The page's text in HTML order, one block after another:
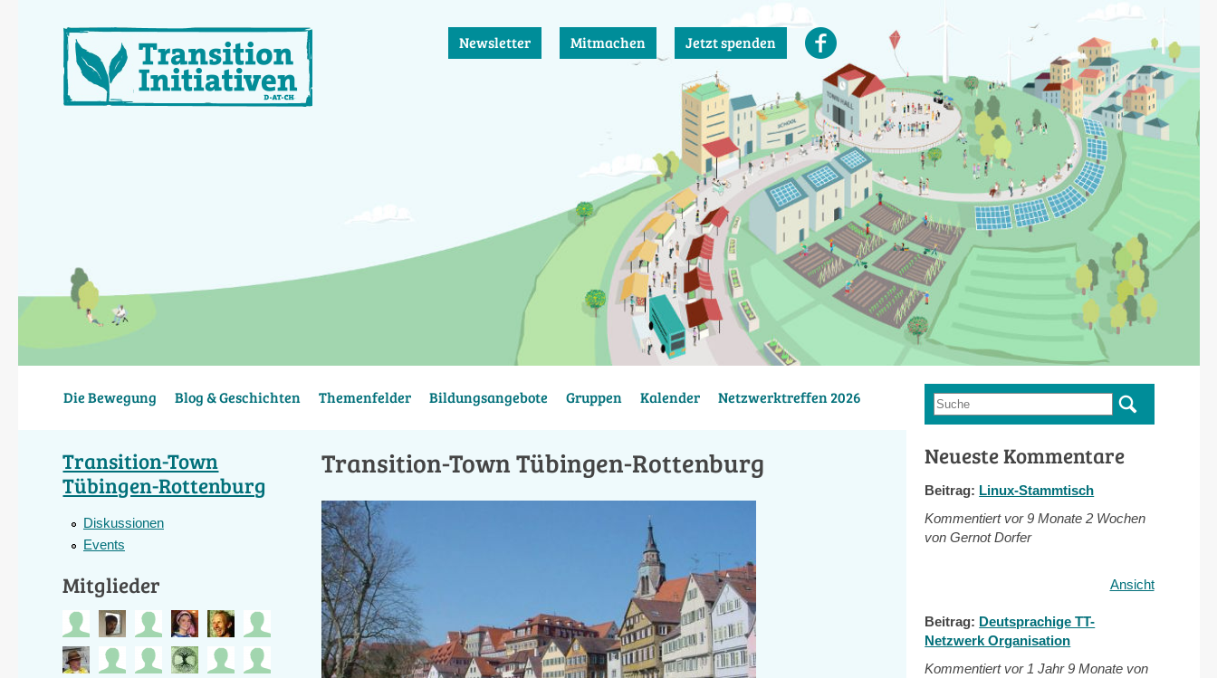
Newsletter Mitmachen Jetzt spenden
Die Bewegung Blog & Geschichten Themenfelder Bildungsangebote Gruppen Kalender Netzwerktreffen 2026
Transition-Town Tübingen-Rottenburg
Transition-Town
Tübingen-Rottenburg
Diskussionen
Events
Mitglieder
Suchformular
Suche
Neueste Kommentare
Beitrag: Linux-Stammtisch
Kommentiert vor9 Monate 2 Wochen
von Gernot Dorfer
Ansicht
Beitrag: Deutsprachige TT-
Netzwerk Organisation
Kommentiert vor 1 Jahr 9 Monate von